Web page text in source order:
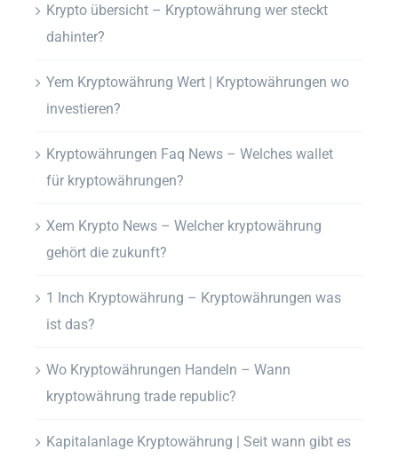
Krypto übersicht – Kryptowährung wer steckt
dahinter?
Yem Kryptowährung Wert | Kryptowährungen wo
investieren?
Kryptowährungen Faq News – Welches wallet
für kryptowährungen?
Xem Krypto News – Welcher kryptowährung
gehört die zukunft?
1 Inch Kryptowährung – Kryptowährungen was
ist das?
Wo Kryptowährungen Handeln – Wann
kryptowährung trade republic?
Kapitalanlage Kryptowährung | Seit wann gibt es